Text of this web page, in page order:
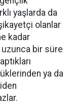
yaşlarda da
olanlar
kadar
uzunca bir süre
ya da